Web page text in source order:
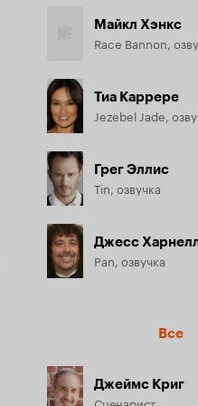
Майкл Хэнкс
Тиа Каррере
Jezebel Jade,
Грег Эллис
Tin, озвучка
Джесс
Pan, озвучка
Все
Джеймс Криг
Сценарист